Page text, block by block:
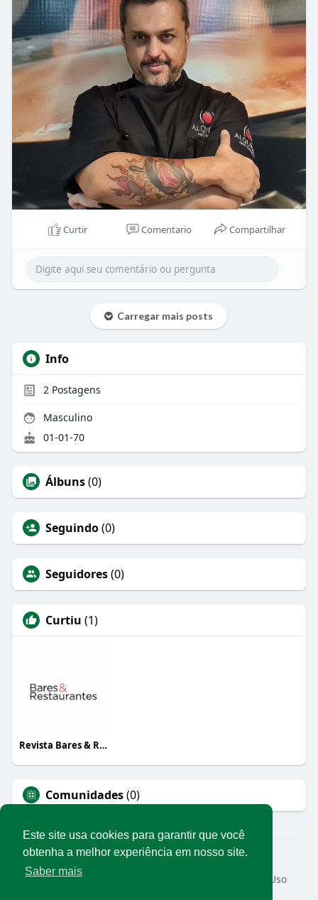
Este site usa cookies para garantir que você
obtenha a melhor experiência em nosso site.
Saber mais
Curtir Comentario Compartilhar
Carregar mais posts
Info
2Postagens
Masculino
01-01-70
Álbuns(0)
Seguindo(0)
Seguidores(0)
Curtiu (1)
Revista Bares & Restaurantes
Comunidades(0)
© 2026 Rede Abrasel
Início
Sobre
Termos de Uso